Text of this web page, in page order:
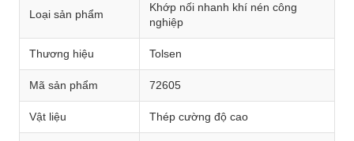
Loại sản phẩm
Khớp nối nhanh khí nén công
nghiệp
Thương hiệu Tolsen
Mã sản phẩm 72605
Vật liệu Thép cường độ cao